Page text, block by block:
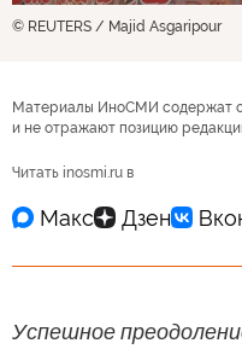
© REUTERS / Majid Asgaripour
Материалы ИноСМИ содержат
и не отражают позицию
Читать inosmi.ru в
Успешное